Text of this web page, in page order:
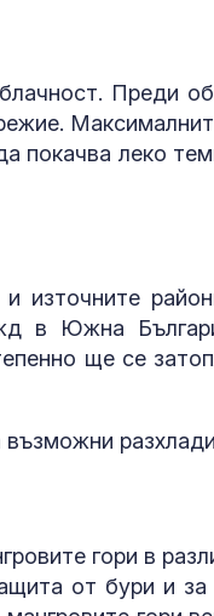
Преди
леко
източните
в Южна
ще се
гори в
от бури и
Атака на хутите срещу
Саудитска Арабия
предупреждава за